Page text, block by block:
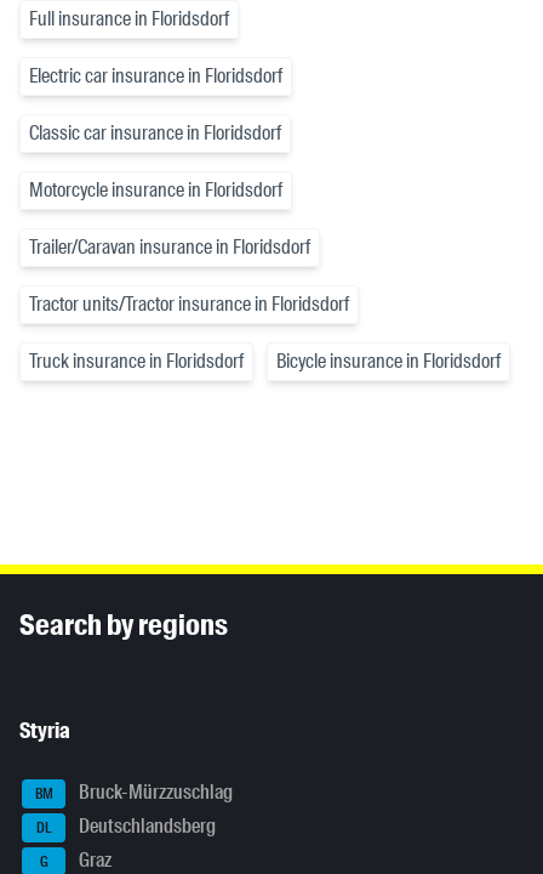
Full insurance in Floridsdorf
Electric car insurance in Floridsdorf
Classic car insurance in Floridsdorf
Motorcycle insurance in Floridsdorf
Trailer/Caravan insurance in Floridsdorf
Tractor units/Tractor insurance in Floridsdorf
Truck insurance in Floridsdorf Bicycle insurance in Floridsdorf
Search by regions
Styria
BM Bruck-Mürzzuschlag
DL Deutschlandsberg
G Graz